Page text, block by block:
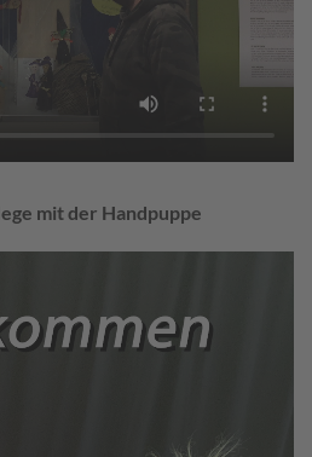
mit der Handpuppe